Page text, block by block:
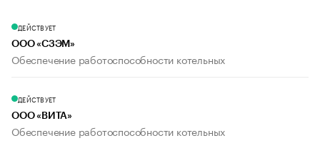
ДЕЙСТВУЕТ
ООО «СЗЭМ»
Обеспечение работоспособности котельных
ДЕЙСТВУЕТ
ООО «ВИТА»
Обеспечение работоспособности котельных